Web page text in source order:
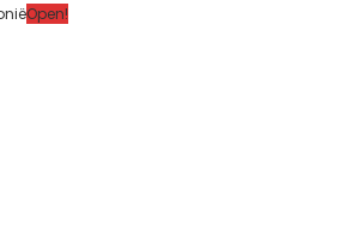
Open!